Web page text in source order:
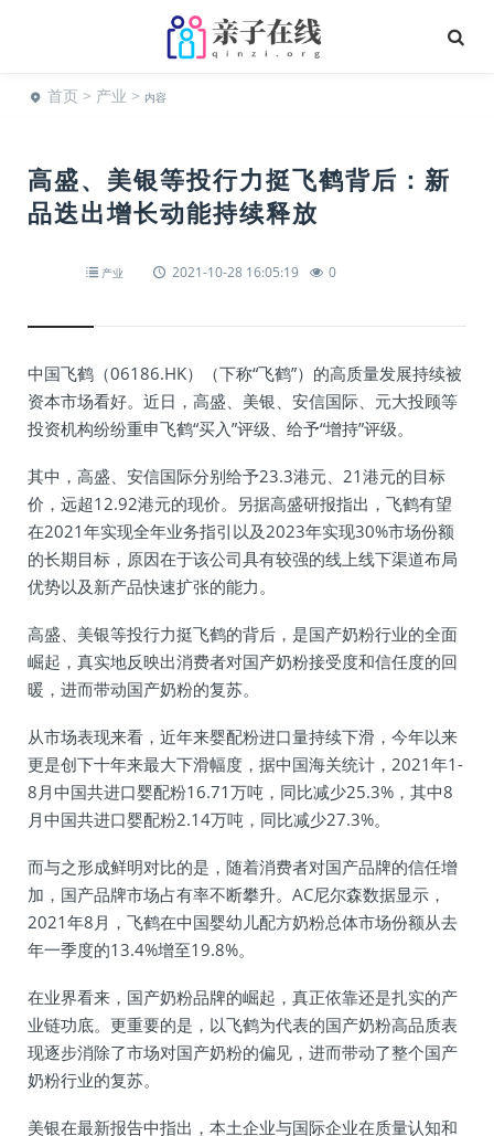
首页 > 产业 > 内容
高盛、美银等投行力挺飞鹤背后：新
品迭出增长动能持续释放
产业 2021-10-28 16:05:19 0
中国飞鹤（06186.HK）（下称“飞鹤”）的高质量发展持续被
资本市场看好。近日，高盛、美银、安信国际、元大投顾等
投资机构纷纷重申飞鹤“买入”评级、给予“增持”评级。
其中，高盛、安信国际分别给予23.3港元、21港元的目标
价，远超12.92港元的现价。另据高盛研报指出，飞鹤有望
在2021年实现全年业务指引以及2023年实现30%市场份额
的长期目标，原因在于该公司具有较强的线上线下渠道布局
优势以及新产品快速扩张的能力。
高盛、美银等投行力挺飞鹤的背后，是国产奶粉行业的全面
崛起，真实地反映出消费者对国产奶粉接受度和信任度的回
暖，进而带动国产奶粉的复苏。
从市场表现来看，近年来婴配粉进口量持续下滑，今年以来
更是创下十年来最大下滑幅度，据中国海关统计，2021年1-
8月中国共进口婴配粉16.71万吨，同比减少25.3%，其中8
月中国共进口婴配粉2.14万吨，同比减少27.3%。
而与之形成鲜明对比的是，随着消费者对国产品牌的信任增
加，国产品牌市场占有率不断攀升。AC尼尔森数据显示，
2021年8月，飞鹤在中国婴幼儿配方奶粉总体市场份额从去
年一季度的13.4%增至19.8%。
在业界看来，国产奶粉品牌的崛起，真正依靠还是扎实的产
业链功底。更重要的是，以飞鹤为代表的国产奶粉高品质表
现逐步消除了市场对国产奶粉的偏见，进而带动了整个国产
奶粉行业的复苏。
美银在最新报告中指出，本土企业与国际企业在质量认知和